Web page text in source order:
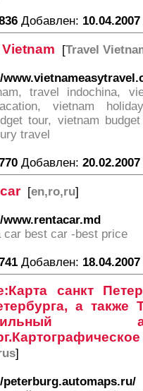
Добавлен: 10.04.2007
[Travel
travel indochina,
vietnam
tour, vietnam
travel
Добавлен: 20.02.2007
[en,ro,ru]
car best car -best price
Добавлен: 18.04.2007
санкт
а также
]